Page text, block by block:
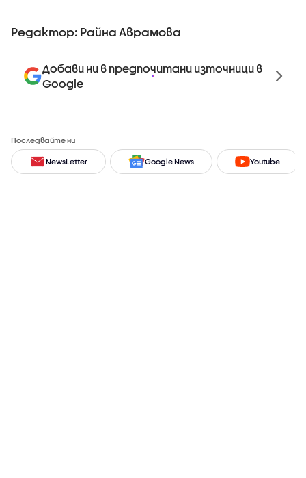
Редактор: Райна Аврамова
Добави ни в предпочитани източници в
Google
Последвайте ни
NewsLetter Google News Youtube